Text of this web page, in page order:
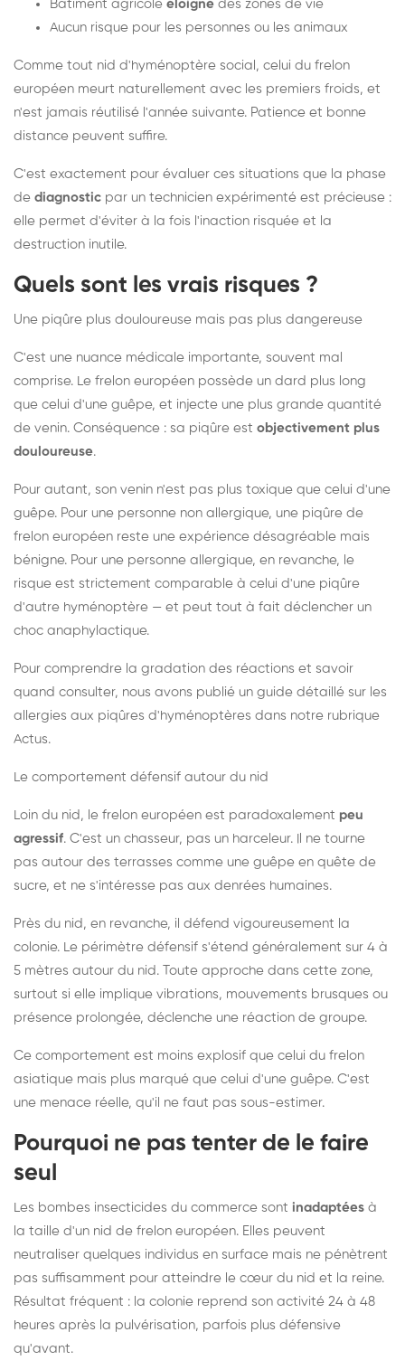
Bâtiment agricole éloigné des zones de vie
Aucun risque pour les personnes ou les animaux
Comme tout nid d'hyménoptère social, celui du frelon
européen meurt naturellement avec les premiers froids, et
n'est jamais réutilisé l'année suivante. Patience et bonne
distance peuvent suffire.
C'est exactement pour évaluer ces situations que la phase
de diagnostic par un technicien expérimenté est précieuse :
elle permet d'éviter à la fois l'inaction risquée et la
destruction inutile.
Quels sont les vrais risques ?
Une piqûre plus douloureuse mais pas plus dangereuse
C'est une nuance médicale importante, souvent mal
comprise. Le frelon européen possède un dard plus long
que celui d'une guêpe, et injecte une plus grande quantité
de venin. Conséquence : sa piqûre est objectivement plus
douloureuse.
Pour autant, son venin n'est pas plus toxique que celui d'une
guêpe. Pour une personne non allergique, une piqûre de
frelon européen reste une expérience désagréable mais
bénigne. Pour une personne allergique, en revanche, le
risque est strictement comparable à celui d'une piqûre
d'autre hyménoptère — et peut tout à fait déclencher un
choc anaphylactique.
Pour comprendre la gradation des réactions et savoir
quand consulter, nous avons publié un guide détaillé sur les
allergies aux piqûres d'hyménoptères dans notre rubrique
Actus.
Le comportement défensif autour du nid
Loin du nid, le frelon européen est paradoxalement peu
agressif. C'est un chasseur, pas un harceleur. Il ne tourne
pas autour des terrasses comme une guêpe en quête de
sucre, et ne s'intéresse pas aux denrées humaines.
Près du nid, en revanche, il défend vigoureusement la
colonie. Le périmètre défensif s'étend généralement sur 4 à
5 mètres autour du nid. Toute approche dans cette zone,
surtout si elle implique vibrations, mouvements brusques ou
présence prolongée, déclenche une réaction de groupe.
Ce comportement est moins explosif que celui du frelon
asiatique mais plus marqué que celui d'une guêpe. C'est
une menace réelle, qu'il ne faut pas sous-estimer.
Pourquoi ne pas tenter de le faire
seul
Les bombes insecticides du commerce sont inadaptées à
la taille d'un nid de frelon européen. Elles peuvent
neutraliser quelques individus en surface mais ne pénètrent
pas suffisamment pour atteindre le cœur du nid et la reine.
Résultat fréquent : la colonie reprend son activité 24 à 48
heures après la pulvérisation, parfois plus défensive
qu'avant.